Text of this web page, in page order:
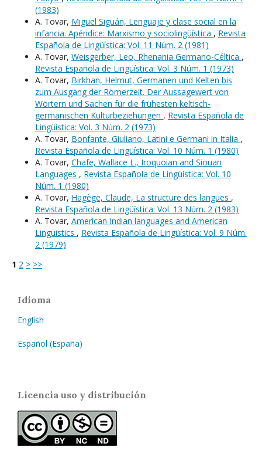
(1983)
A. Tovar, Miguel Siguán, Lenguaje y clase social en la
infancia. Apéndice: Marxismo y sociolingüística , Revista
Española de Lingüística: Vol. 11 Núm. 2 (1981)
A. Tovar, Weisgerber, Leo, Rhenania Germano-Céltica ,
Revista Española de Lingüística: Vol. 3 Núm. 1 (1973)
A. Tovar, Birkhan, Helmut, Germanen und Kelten bis
zum Ausgang der Römerzeit. Der Aussagewert von
Wörtern und Sachen für die frühesten keltisch-
germanischen Kulturbeziehungen , Revista Española de
Lingüística: Vol. 3 Núm. 2 (1973)
A. Tovar, Bonfante, Giuliano, Latini e Germani in Italia ,
Revista Española de Lingüística: Vol. 10 Núm. 1 (1980)
A. Tovar, Chafe, Wallace L., Iroquoian and Siouan
Languages , Revista Española de Lingüística: Vol. 10
Núm. 1 (1980)
A. Tovar, Hagège, Claude, La structure des langues ,
Revista Española de Lingüística: Vol. 13 Núm. 2 (1983)
A. Tovar, American Indian languages and American
Linguistics , Revista Española de Lingüística: Vol. 9 Núm.
2 (1979)
1 2 > >>
Idioma
English
Español (España)
Licencia uso y distribución